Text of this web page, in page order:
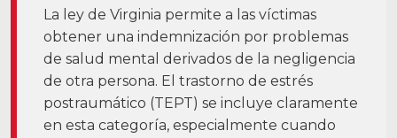
La ley de Virginia permite a las víctimas
obtener una indemnización por problemas
de salud mental derivados de la negligencia
de otra persona. El trastorno de estrés
postraumático (TEPT) se incluye claramente
en esta categoría, especialmente cuando